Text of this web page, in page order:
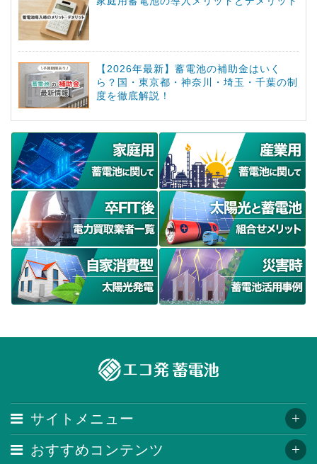
【2026年最新】蓄電池の補助金はいく
ら？国・東京都・神奈川・埼玉・千葉の制
度を徹底解説！
サイトメニュー
おすすめコンテンツ